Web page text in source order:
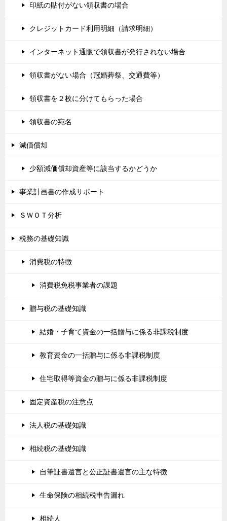
印紙の貼付がない領収書の場合
クレジットカード利用明細（請求明細）
インターネット通販で領収書が発行されない場合
領収書がない場合（冠婚葬祭、交通費等）
領収書を２枚に分けてもらった場合
領収書の宛名
減価償却
少額減価償却資産等に該当するかどうか
事業計画書の作成サポート
ＳＷＯＴ分析
税務の基礎知識
消費税の特徴
消費税免税事業者の課題
贈与税の基礎知識
結婚・子育て資金の一括贈与に係る非課税制度
教育資金の一括贈与に係る非課税制度
住宅取得等資金の贈与に係る非課税制度
固定資産税の注意点
法人税の基礎知識
相続税の基礎知識
自筆証書遺言と公正証書遺言の主な特徴
生命保険の相続税申告漏れ
相続人